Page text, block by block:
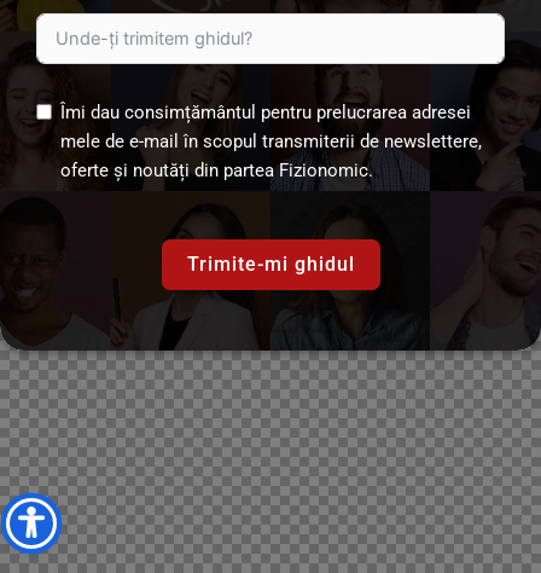
Îmi dau consimțământul pentru prelucrarea adresei
mele de e-mail în scopul transmiterii de newslettere,
oferte și noutăți din partea Fizionomic.
Trimite-mi ghidul